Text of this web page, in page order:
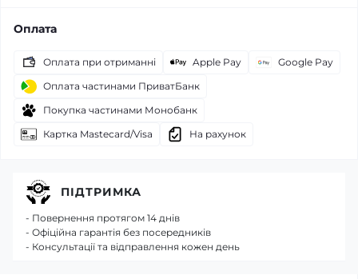
Оплата
Оплата при отриманні Apple Pay
Google Pay
Оплата частинами ПриватБанк
Покупка частинами Монобанк
Картка Mastecard/Visa
На рахунок
ПІДТРИМКА
- Повернення протягом 14 днів
- Офіційна гарантія без посередників
- Консультації та відправлення кожен день